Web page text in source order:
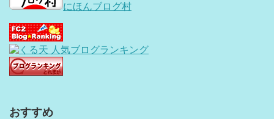
にほんブログ村
おすすめ